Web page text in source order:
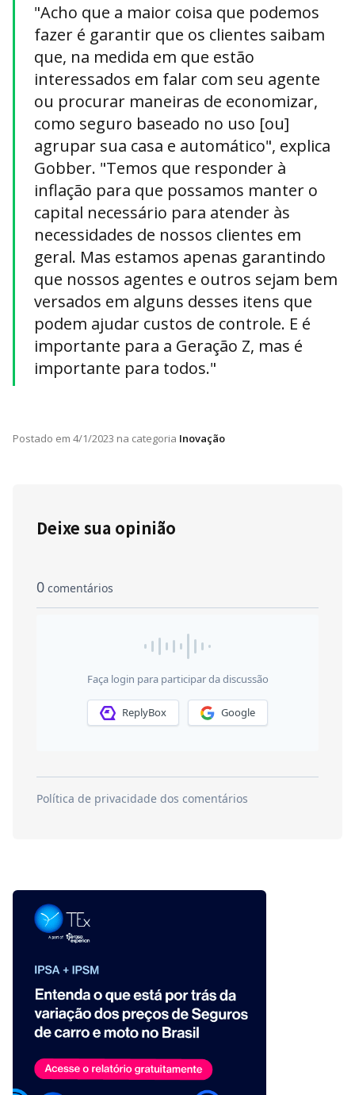
"Acho que a maior coisa que podemos
fazer é garantir que os clientes saibam
que, na medida em que estão
interessados ​​em falar com seu agente
ou procurar maneiras de economizar,
como seguro baseado no uso [ou]
agrupar sua casa e automático", explica
Gobber. "Temos que responder à
inflação para que possamos manter o
capital necessário para atender às
necessidades de nossos clientes em
geral. Mas estamos apenas garantindo
que nossos agentes e outros sejam bem
versados ​​em alguns desses itens que
podem ajudar custos de controle. E é
importante para a Geração Z, mas é
importante para todos."
Postado em 4/1/2023 na categoria Inovação
Deixe sua opinião